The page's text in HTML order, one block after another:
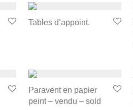
Tables d’appoint.
Paravent en papier
peint – vendu – sold